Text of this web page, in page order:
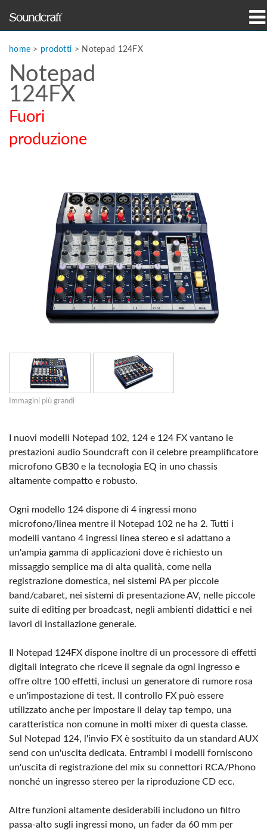
Casi di studio e notizie
dove acquistare
formazione
Lingua/Regione
home > prodotti > Notepad 124FX
Notepad
124FX
Fuori
produzione
Immagini più grandi
I nuovi modelli Notepad 102, 124 e 124 FX vantano le
prestazioni audio Soundcraft con il celebre preamplificatore
microfono GB30 e la tecnologia EQ in uno chassis
altamente compatto e robusto.
Ogni modello 124 dispone di 4 ingressi mono
microfono/linea mentre il Notepad 102 ne ha 2. Tutti i
modelli vantano 4 ingressi linea stereo e si adattano a
un'ampia gamma di applicazioni dove è richiesto un
missaggio semplice ma di alta qualità, come nella
registrazione domestica, nei sistemi PA per piccole
band/cabaret, nei sistemi di presentazione AV, nelle piccole
suite di editing per broadcast, negli ambienti didattici e nei
lavori di installazione generale.
Il Notepad 124FX dispone inoltre di un processore di effetti
digitali integrato che riceve il segnale da ogni ingresso e
offre oltre 100 effetti, inclusi un generatore di rumore rosa
e un'impostazione di test. Il controllo FX può essere
utilizzato anche per impostare il delay tap tempo, una
caratteristica non comune in molti mixer di questa classe.
Sul Notepad 124, l'invio FX è sostituito da un standard AUX
send con un'uscita dedicata. Entrambi i modelli forniscono
un'uscita di registrazione del mix su connettori RCA/Phono
nonché un ingresso stereo per la riproduzione CD ecc.
Altre funzioni altamente desiderabili includono un filtro
passa-alto sugli ingressi mono, un fader da 60 mm per